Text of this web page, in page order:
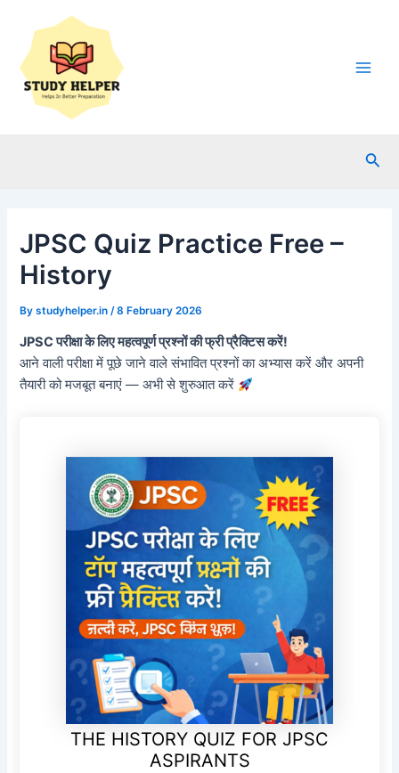
content
JPSC Quiz Practice Free –
History
Bystudyhelper.in/8 February 2026
JPSC परीक्षा के लिए महत्वपूर्ण प्रश्नों की फ्री प्रैक्टिस करें!
आने वाली परीक्षा में पूछे जाने वाले संभावित प्रश्नों का अभ्यास करें और अपनी
तैयारी को मजबूत बनाएं — अभी से शुरुआत करें
THE HISTORY QUIZ FOR JPSC
ASPIRANTS